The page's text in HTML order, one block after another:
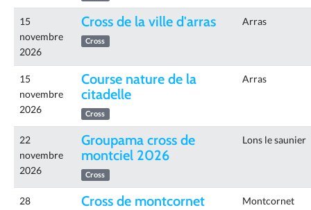
15
novembre
2026
Cross de la ville d'arras
Cross
Arras
15
novembre
2026
Course nature de la
citadelle
Cross
Arras
22
novembre
2026
Groupama cross de
montciel 2026
Cross
Lons le saunier
28
Cross de montcornet Montcornet